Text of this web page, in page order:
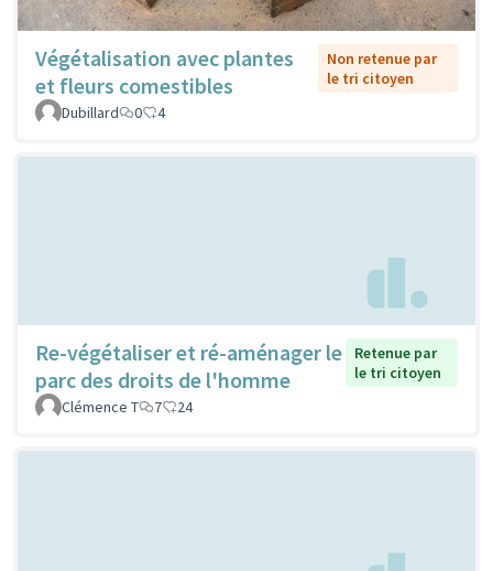
Végétalisation avec plantes
et fleurs comestibles
Non retenue par
le tri citoyen
Dubillard
0 4
Re-végétaliser et ré-aménager le
parc des droits de l'homme
Retenue par
le tri citoyen
Clémence T
7 24